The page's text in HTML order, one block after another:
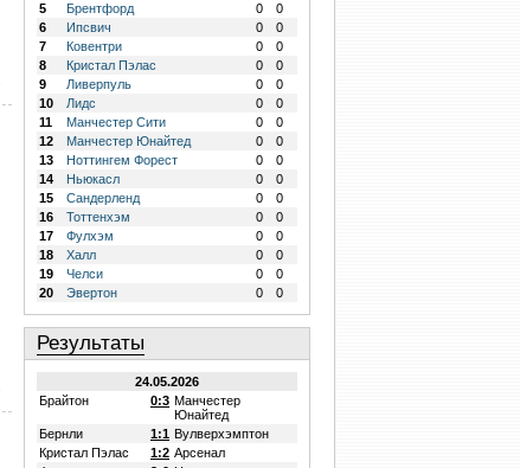
5
Брентфорд 0
0
6
Ипсвич 0
0
7
Ковентри 0
0
8
Кристал Пэлас 0
0
9
Ливерпуль 0
0
10
Лидс 0
0
11
Манчестер Сити 0
0
12
Манчестер Юнайтед 0
0
13
Ноттингем Форест 0
0
14
Ньюкасл 0
0
15
Сандерленд 0
0
16
Тоттенхэм 0
0
17
Фулхэм 0
0
18
Халл 0
0
19
Челси 0
0
20
Эвертон 0 0
Результаты
24.05.2026
Брайтон
0:3 Манчестер
Юнайтед
Бернли
1:1 Вулверхэмптон
Кристал Пэлас
1:2 Арсенал